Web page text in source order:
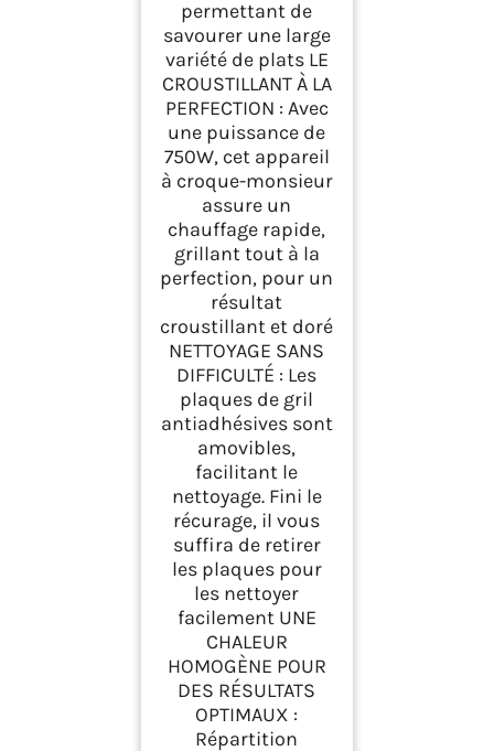
permettant de
savourer une large
variété de plats LE
CROUSTILLANT À LA
PERFECTION : Avec
une puissance de
750W, cet appareil
à croque-monsieur
assure un
chauffage rapide,
grillant tout à la
perfection, pour un
résultat
croustillant et doré
NETTOYAGE SANS
DIFFICULTÉ : Les
plaques de gril
antiadhésives sont
amovibles,
facilitant le
nettoyage. Fini le
récurage, il vous
suffira de retirer
les plaques pour
les nettoyer
facilement UNE
CHALEUR
HOMOGÈNE POUR
DES RÉSULTATS
OPTIMAUX :
Répartition